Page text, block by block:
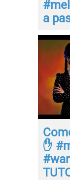
a
✋